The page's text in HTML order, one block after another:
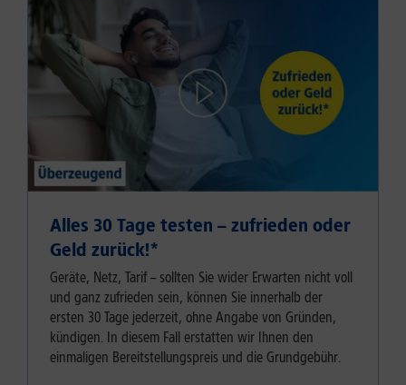
Alles 30 Tage testen – zufrieden oder
Geld zurück!⁠*
Geräte, Netz, Tarif – sollten Sie wider Erwarten nicht voll
und ganz zufrieden sein, können Sie innerhalb der
ersten 30 Tage jederzeit, ohne Angabe von Gründen,
kündigen. In diesem Fall erstatten wir Ihnen den
einmaligen Bereitstellungspreis und die Grundgebühr.